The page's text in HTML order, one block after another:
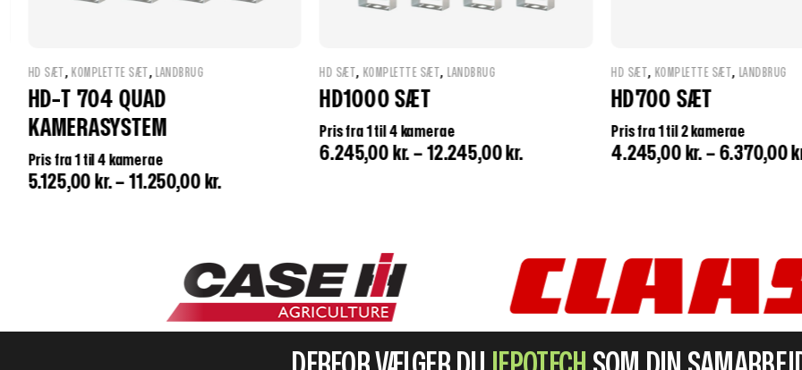
HD SÆT , KOMPLETTE SÆT , LANDBRUG
HD1000 SÆT
Pris fra 1 til 4 kamerae
6.245,00kr.–12.245,00
HD SÆT , KOMPLETTE SÆT , LANDBRUG
HD700 SÆT
Pris fra 1 til 2 kamerae
4.245,00 kr. – 6.370,00kr.
HD SÆT , KOMPLETTE SÆT , LANDBRUG
HD704 SÆT
Pris fra 1 til 4 kamerae
4.995,00 kr.– 11.120,00